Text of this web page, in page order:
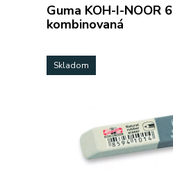
Guma KOH-I-NOOR
kombinovaná
Skladom